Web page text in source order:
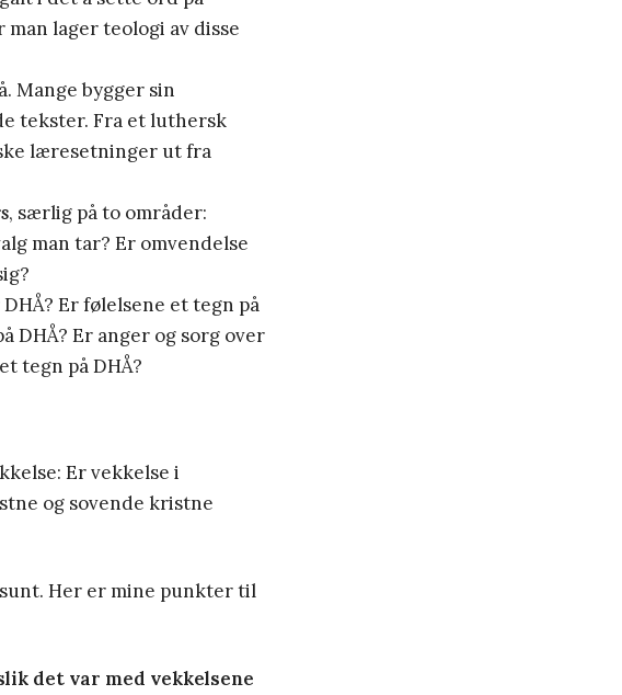
lager teologi av disse
Mange bygger sin
tekster. Fra et luthersk
læresetninger ut fra
, særlig på to områder:
man tar? Er omvendelse
Er følelsene et tegn på
DHÅ? Er anger og sorg over
tegn på DHÅ?
Er vekkelse i
og sovende kristne
Her er mine punkter til
det var med vekkelsene